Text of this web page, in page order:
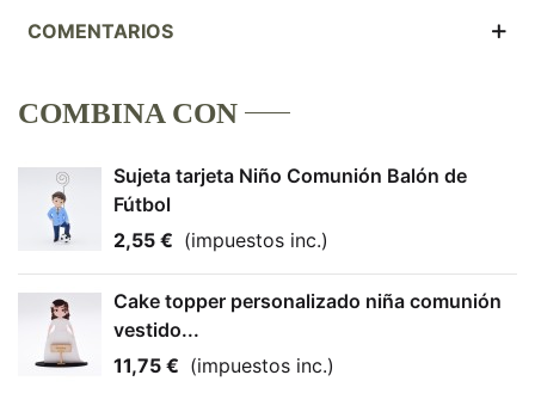
COMENTARIOS
COMBINA CON
Sujeta tarjeta Niño Comunión Balón de
Fútbol
2,55 € (impuestos inc.)
Cake topper personalizado niña comunión
vestido...
11,75 € (impuestos inc.)